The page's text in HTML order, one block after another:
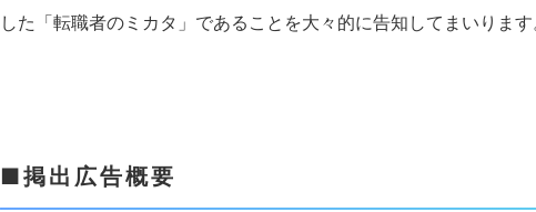
した「転職者のミカタ」であることを大々的に告知してまいりま
■掲出広告概要